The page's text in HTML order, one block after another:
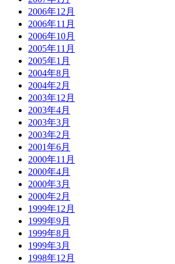
2006年12月
2006年11月
2006年10月
2005年11月
2005年1月
2004年8月
2004年2月
2003年12月
2003年4月
2003年3月
2003年2月
2001年6月
2000年11月
2000年4月
2000年3月
2000年2月
1999年12月
1999年9月
1999年8月
1999年3月
1998年12月